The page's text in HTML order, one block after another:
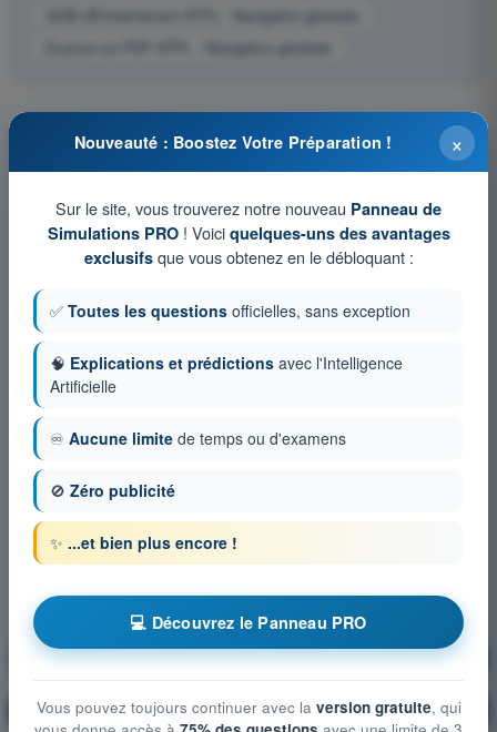
QCM d'Entraînement ATPL - Navigation générale
Examen en PDF ATPL - Navigation générale
Navigation générale S'entraîner !
🔒 PRO Explication de la question
×
Nouveauté : Boostez Votre Préparation !
Sur le site, vous trouverez notre nouveau Panneau de
Simulations PRO! Voici quelques-uns des avantages
exclusifsque vous obtenez en le débloquant :
✅ Toutes les questions officielles, sans exception
🧠 Explications et prédictions avec l'Intelligence
Artificielle
♾️ Aucune limite de temps ou d'examens
🚫 Zéro publicité
✨ ...et bien plus encore !
💻 Découvrez le Panneau PRO
Vous pouvez toujours continuer avec la version gratuite, qui